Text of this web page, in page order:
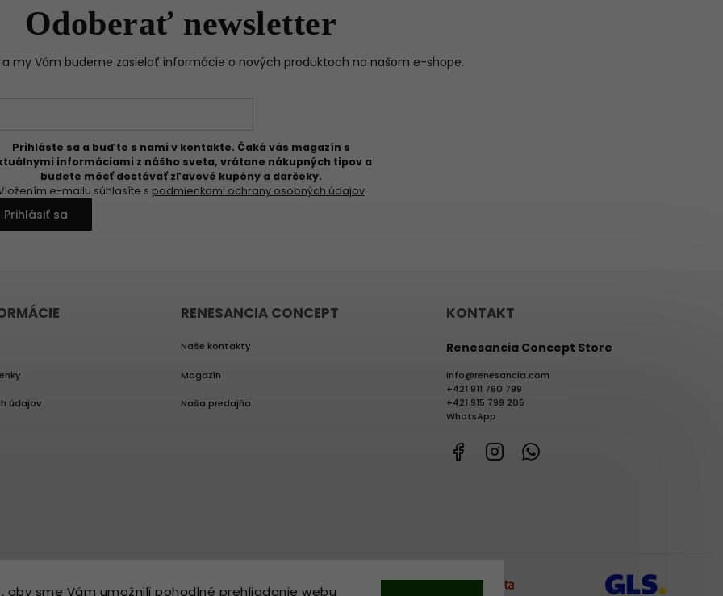
aby sme Vám umožnili pohodlné prehliadanie webu
Odoberať newsletter
my Vám budeme zasielať informácie o nových produktoch na našom e-shope.
Prihláste sa a buďte s nami v kontakte. Čaká vás magazín s
informáciami z nášho sveta, vrátane nákupných tipov a
budete môcť dostávať zľavové kupóny a darčeky.
e-mailu súhlasíte s podmienkami ochrany osobných údajov
Prihlásiť sa
údajov
RENESANCIA CONCEPT
Naše kontakty
Magazín
Naša predajňa
KONTAKT
Renesancia Concept Store
info@renesancia.com
+421 911 760 799
+421 915 799 205
WhatsApp
FacebookInstagram